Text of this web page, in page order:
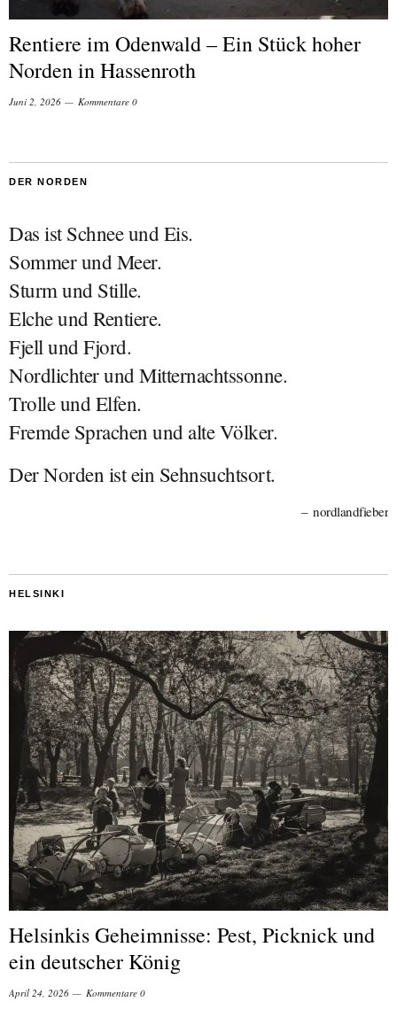
Rentiere im Odenwald – Ein Stück hoher
Norden in Hassenroth
Juni 2, 2026 Kommentare 0
DER NORDEN
Das ist Schnee und Eis.
Sommer und Meer.
Sturm und Stille.
Elche und Rentiere.
Fjell und Fjord.
Nordlichter und Mitternachtssonne.
Trolle und Elfen.
Fremde Sprachen und alte Völker.
Der Norden ist ein Sehnsuchtsort.
nordlandfieber
HELSINKI
Helsinkis Geheimnisse: Pest, Picknick und
ein deutscher König
April 24, 2026 Kommentare 0